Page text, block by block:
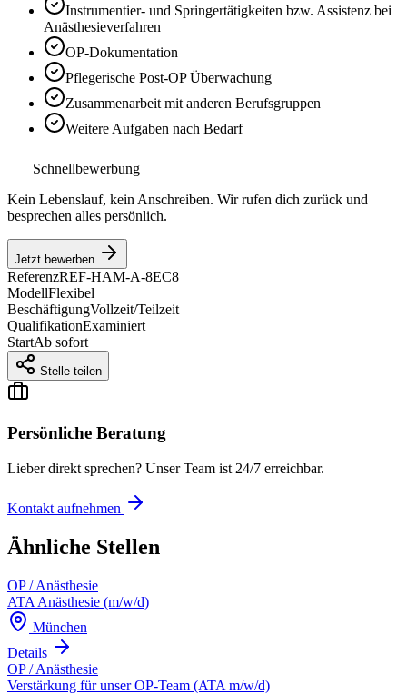
Instrumentier- und Springertätigkeiten bzw. Assistenz bei
Anästhesieverfahren
OP-Dokumentation
Pflegerische Post-OP Überwachung
Zusammenarbeit mit anderen Berufsgruppen
Weitere Aufgaben nach Bedarf
Schnellbewerbung
Kein Lebenslauf, kein Anschreiben. Wir rufen dich zurück und
besprechen alles persönlich.
Jetzt bewerben
ReferenzREF-HAM-A-8EC8
ModellFlexibel
BeschäftigungVollzeit/Teilzeit
QualifikationExaminiert
StartAb sofort
Stelle teilen
Persönliche Beratung
Lieber direkt sprechen? Unser Team ist 24/7 erreichbar.
Kontakt aufnehmen
Ähnliche Stellen
OP / Anästhesie
ATA Anästhesie (m/w/d)
München
Details
OP / Anästhesie
Verstärkung für unser OP-Team (ATA m/w/d)